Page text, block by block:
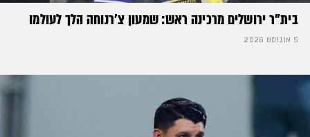
בית"ר ירושלים מרכינה ראש: שמעון צ'רנוחה הלך לעולמו
5 אוגוסט 2026